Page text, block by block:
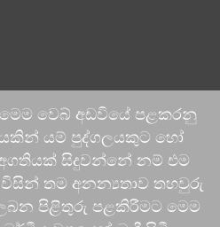
මෙම වෙබ් අඩවියේ පළකරනු
යම් පුද්ගලයකුට හෝ
සිදුවන්නේ නම් එම
විසින් තම අනන්‍යතාව තහවුරු
පිළිතුරු පළකිරීමට මෙම